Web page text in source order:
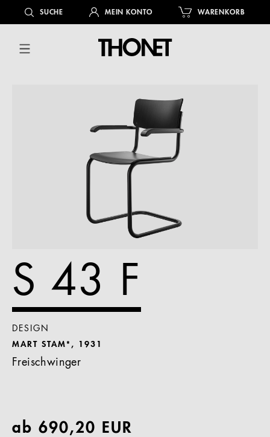
springenSUCHE MEIN KONTO WARENKORB
S 43 F
DESIGN
MART STAM*, 1931
Freischwinger
ab 690,20 EUR